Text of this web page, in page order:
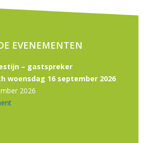
EVENEMENTEN
– gastspreker
woensdag 16 september 2026
2026